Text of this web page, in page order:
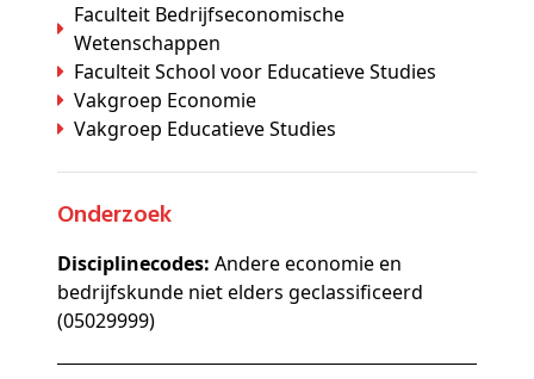
Faculteit Bedrijfseconomische
Wetenschappen
Faculteit School voor Educatieve Studies
Vakgroep Economie
Vakgroep Educatieve Studies
Onderzoek
Disciplinecodes: Andere economie en
bedrijfskunde niet elders geclassificeerd
(05029999)